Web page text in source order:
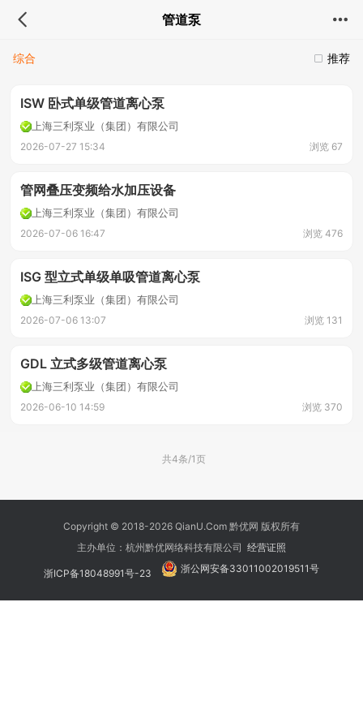
管道泵
推荐
综合
ISW 卧式单级管道离心泵
上海三利泵业（集团）有限公司
2026-07-27 15:34 浏览 67
管网叠压变频给水加压设备
上海三利泵业（集团）有限公司
2026-07-06 16:47 浏览 476
ISG 型立式单级单吸管道离心泵
上海三利泵业（集团）有限公司
2026-07-06 13:07 浏览 131
GDL 立式多级管道离心泵
上海三利泵业（集团）有限公司
2026-06-10 14:59 浏览 370
共4条/1页
Copyright © 2018-2026 QianU.Com 黔优网 版权所有
主办单位：杭州黔优网络科技有限公司 经营证照
浙ICP备18048991号-23 浙公网安备33011002019511号